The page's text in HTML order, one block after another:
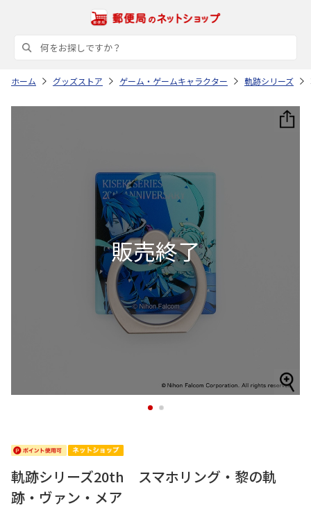
ホーム グッズストア ゲーム・ゲームキャラクター 軌跡シリーズ
1 2
軌跡シリーズ20th スマホリング・黎の軌
跡・ヴァン・メア